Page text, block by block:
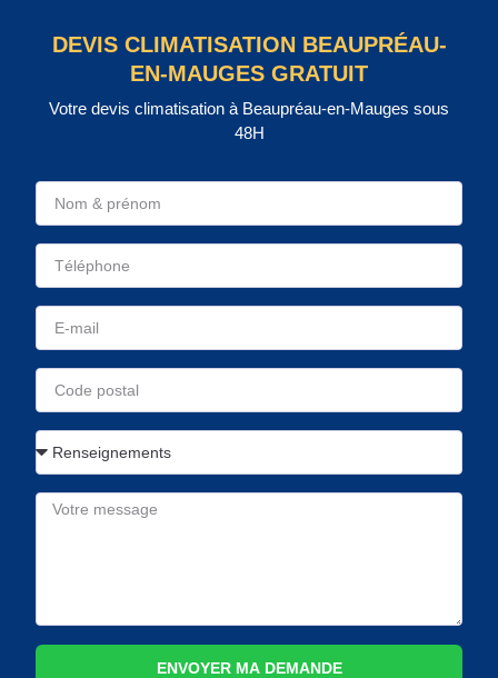
DEVIS CLIMATISATION BEAUPRÉAU-
EN-MAUGES GRATUIT
Votre devis climatisation à Beaupréau-en-Mauges sous
48H
ENVOYER MA DEMANDE